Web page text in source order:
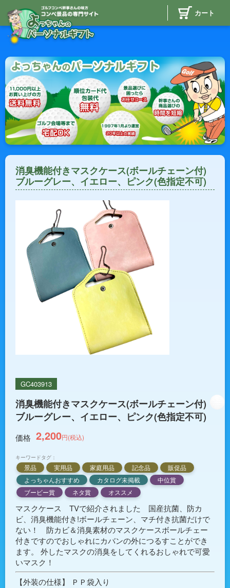
カート
消臭機能付きマスクケース(ボールチェーン付)
ブルーグレー、イエロー、ピンク(色指定不可)
GC403913
消臭機能付きマスクケース(ボールチェーン付)
ブルーグレー、イエロー、ピンク(色指定不可)
価格 2,200円(税込)
キーワードタグ：
景品 実用品 家庭用品 記念品
販促品
よっちゃんおすすめ
カタログ未掲載
中位賞
ブービー賞
ネタ賞 オススメ
マスクケース TVで紹介されました 国産抗菌、防カ
ビ、消臭機能付き!ボールチェーン、マチ付き抗菌だけで
ない！ 防カビ＆消臭素材のマスクケースボールチェー
付きですのでおしゃれにカバンの外につるすことができ
ます。 外したマスクの消臭をしてくれるおしゃれで可愛
いマスク！
【外装の仕様】 ＰＰ袋入り